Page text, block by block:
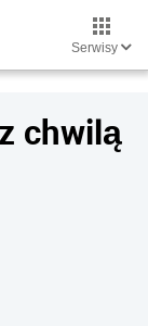
Serwisy
chwilą